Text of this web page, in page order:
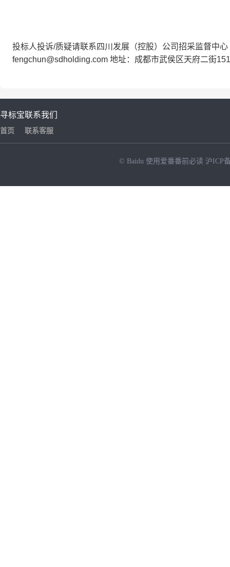
投标人投诉/质疑请联系四川发展（控股）公司招采监督中
fengchun@sdholding.com 地址：成都市武侯区天府二街
寻标宝
首页
联系我们
联系客服
© Baidu 使用爱番番前必读 沪ICP